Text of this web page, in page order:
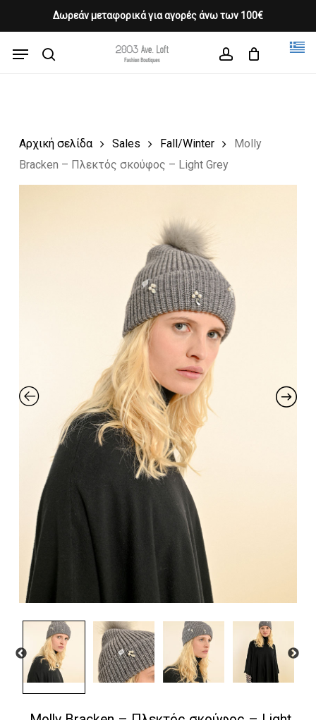
Δωρεάν μεταφορικά για αγορές άνω των 100€
content
Menu
Cart CLOSE
CART
Αρχική σελίδα Sales Fall/Winter
Molly
Bracken – Πλεκτός σκούφος – Light Grey
Close